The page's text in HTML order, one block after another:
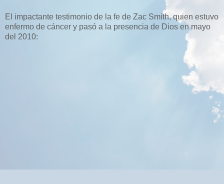
El impactante testimonio de la fe de Zac Smith, quien estuvo
enfermo de cáncer y pasó a la presencia de Dios en mayo
del 2010: